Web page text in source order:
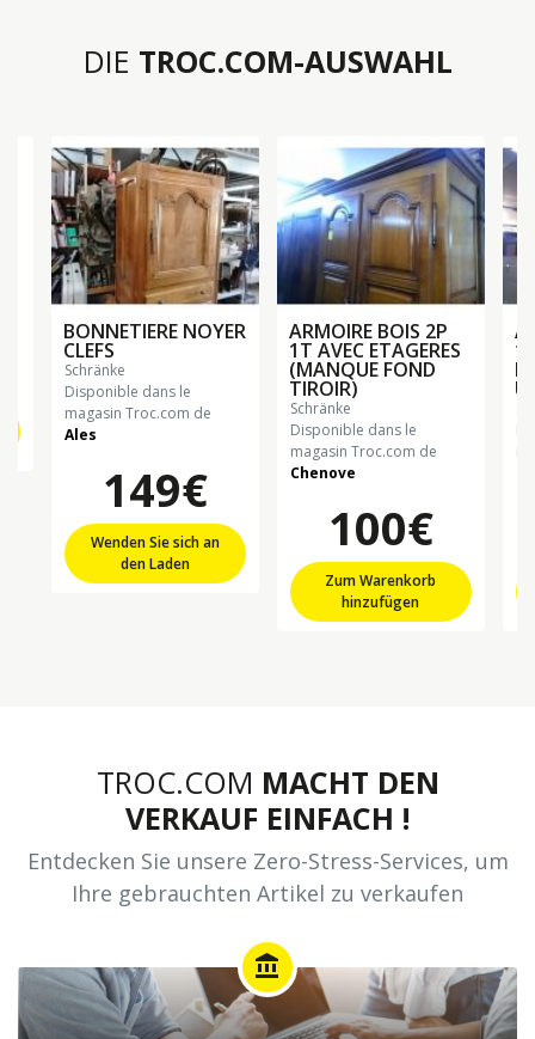
DIE TROC.COM-AUSWAHL
BONNETIERE NOYER
CLEFS
schränke
Disponible dans le
magasin Troc.com de
Ales
149€
Wenden Sie sich an
den Laden
ARMOIRE BOIS 2P
1T AVEC ETAGERES
(MANQUE FOND
TIROIR)
schränke
Disponible dans le
magasin Troc.com de
Chenove
100€
Zum Warenkorb
hinzufügen
1
TROC.COM MACHT DEN
VERKAUF EINFACH !
Entdecken Sie unsere Zero-Stress-Services, um
Ihre gebrauchten Artikel zu verkaufen
account_balance